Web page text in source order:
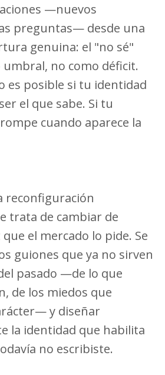
—nuevos
preguntas— desde una
genuina: el "no sé"
umbral, no como déficit.
es posible si tu identidad
el que sabe. Si tu
cuando aparece la
reconfiguración
trata de cambiar de
el mercado lo pide. Se
guiones que ya no sirven
pasado —de lo que
de los miedos que
y diseñar
la identidad que habilita
no escribiste.